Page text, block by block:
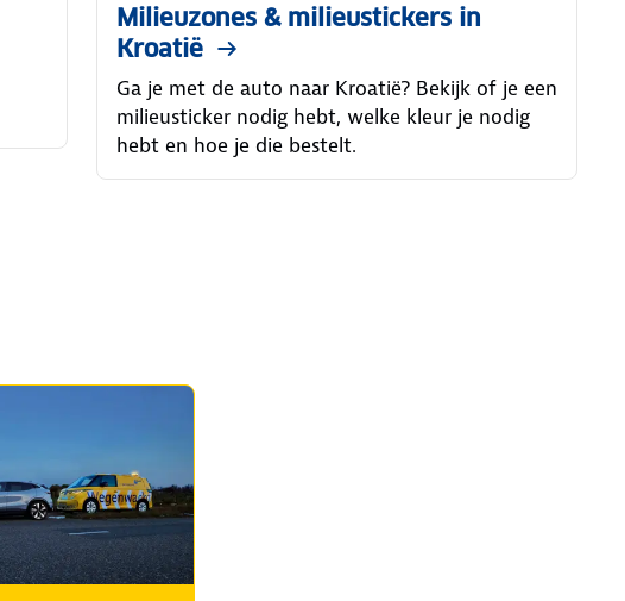
Milieuzones & milieustickers in
Kroatië
Ga je met de auto naar Kroatië? Bekijk of je een
milieusticker nodig hebt, welke kleur je nodig
hebt en hoe je die bestelt.